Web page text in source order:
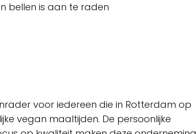
bellen is aan te raden
voor iedereen die in Rotterdam op
vegan maaltijden. De persoonlijke